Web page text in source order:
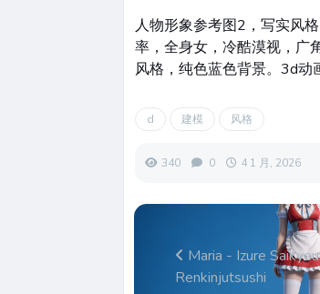
人物形象参考图2，写实风
率，全身女，冷酷漠视，广
风格，纯色蓝色背景。3d动
d 建模 风格
340 0 4 1 月, 2026
Maria - Izure
Renkinjutsushi